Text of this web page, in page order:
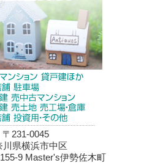
〒231-0045
川県横浜市中区
9 Master's伊勢佐木町